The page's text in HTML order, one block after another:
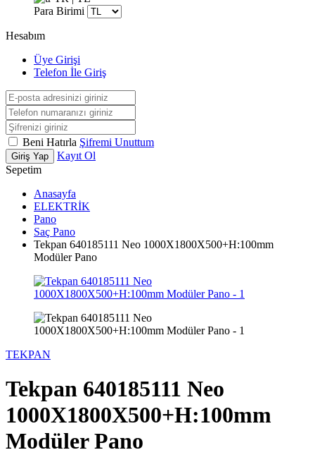
Para Birimi
Hesabım
Üye Girişi
Telefon İle Giriş
Beni Hatırla Şifremi Unuttum
Giriş Yap
Kayıt Ol
Sepetim
Anasayfa
ELEKTRİK
Pano
Saç Pano
Tekpan 640185111 Neo 1000X1800X500+H:100mm
Modüler Pano
TEKPAN
Tekpan 640185111 Neo
1000X1800X500+H:100mm
Modüler Pano